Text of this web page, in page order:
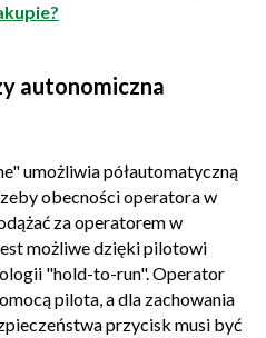
autonomiczna
umożliwia półautomatyczną
obecności operatora w
za operatorem w
możliwe dzięki pilotowi
"hold-to-run". Operator
pilota, a dla zachowania
przycisk musi być